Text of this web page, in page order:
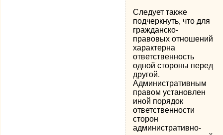
Следует также
подчеркнуть, что для
гражданско-
правовых отношений
характерна
ответственность
одной стороны перед
другой.
Административным
правом установлен
иной порядок
ответственности
сторон
административно-